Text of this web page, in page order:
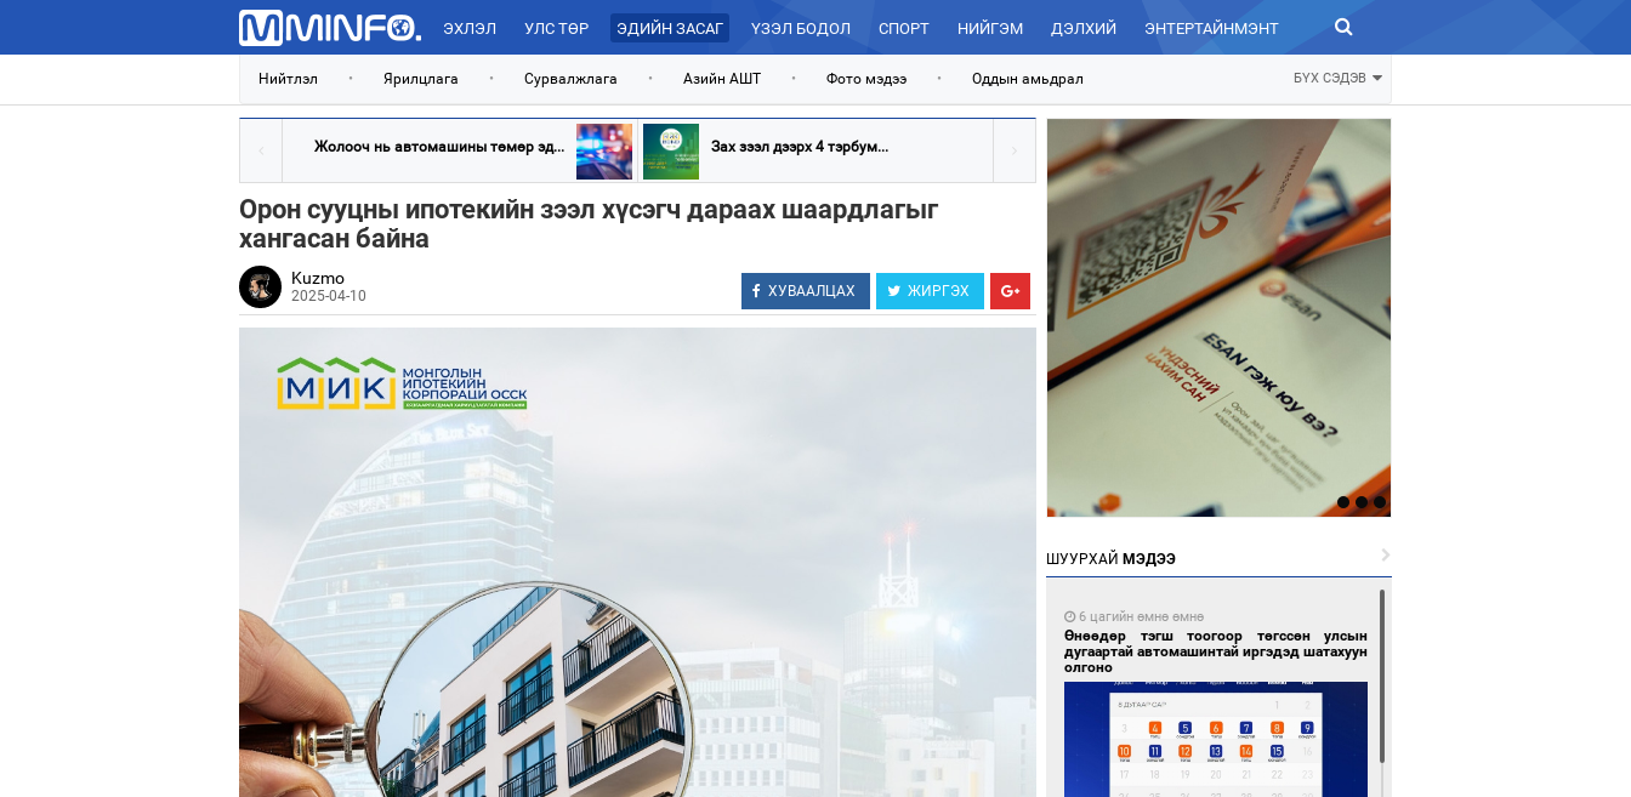
ЭХЛЭЛ УЛС ТӨР ЭДИЙН ЗАСАГ ҮЗЭЛ БОДОЛ СПОРТ НИЙГЭМ ДЭЛХИЙ ЭНТЕРТАЙНМЭНТ ЗУРХАЙ
Нийтлэл • Ярилцлага • Сурвалжлага • Азийн АШТ • Фото мэдээ • Оддын амьдрал БҮХ СЭДЭВ
Жолооч нь автомашины төмөр эд... Зах зээл дээрх 4 тэрбум...
Орон сууцны ипотекийн зээл хүсэгч дараах шаардлагыг
хангасан байна
Kuzmo
2025-04-10 ХУВААЛЦАХ ЖИРГЭХ
ШУУРХАЙ МЭДЭЭ
6 цагийн өмнө өмнө
Өнөөдөр тэгш тоогоор төгссөн улсын
дугаартай автомашинтай иргэдэд шатахуун
олгоно